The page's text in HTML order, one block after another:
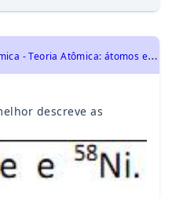
U
FLA 2008 - Química - Teoria Atômica: átomos e sua estrutura - número atômico, número de massa, isótopos, massa atômica, Transformações Químicas
descreve as